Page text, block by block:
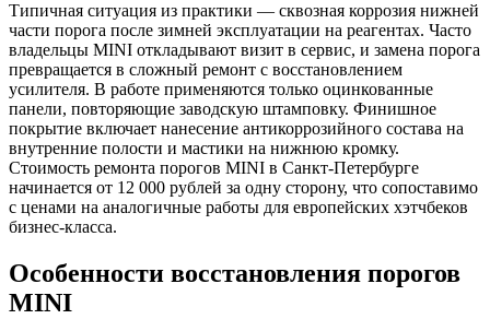
Типичная ситуация из практики — сквозная коррозия нижней
части порога после зимней эксплуатации на реагентах. Часто
владельцы MINI откладывают визит в сервис, и замена порога
превращается в сложный ремонт с восстановлением
усилителя. В работе применяются только оцинкованные
панели, повторяющие заводскую штамповку. Финишное
покрытие включает нанесение антикоррозийного состава на
внутренние полости и мастики на нижнюю кромку.
Стоимость ремонта порогов MINI в Санкт-Петербурге
начинается от 12 000 рублей за одну сторону, что сопоставимо
с ценами на аналогичные работы для европейских хэтчбеков
бизнес-класса.
Особенности восстановления порогов
MINI